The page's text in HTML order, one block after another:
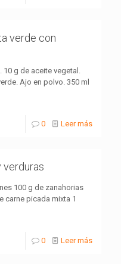
verde con
10 g de aceite vegetal.
Ajo en polvo. 350 ml
0 Leer más
verduras
100 g de zanahorias
carne picada mixta 1
0 Leer más